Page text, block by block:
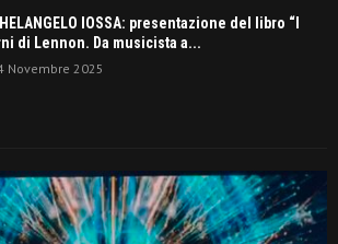
IOSSA: presentazione del libro “I
di Lennon. Da musicista a...
Novembre 2025